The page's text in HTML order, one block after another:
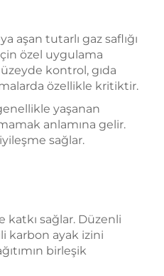
aşan tutarlı gaz saflığı
özel uygulama
kontrol, gıda
özellikle kritiktir.
yaşanan
anlamına gelir.
sağlar.
sağlar. Düzenli
karbon ayak izini
birleşik